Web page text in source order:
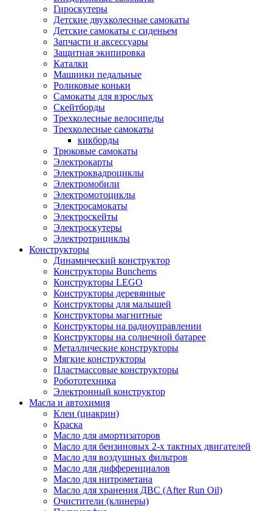
Гироскутеры
Детские двухколесные самокаты
Детские самокаты с сиденьем
Запчасти и аксессуары
Защитная экипировка
Каталки
Машинки педальные
Роликовые коньки
Самокаты для взрослых
Скейтборды
Трехколесные велосипеды
Трехколесные самокаты
кикборды
Трюковые самокаты
Электрокарты
Электроквадроциклы
Электромобили
Электромотоциклы
Электросамокаты
Электроскейты
Электроскутеры
Электротрициклы
Конструкторы
Динамический конструктор
Конструкторы Bunchems
Конструкторы LEGO
Конструкторы деревянные
Конструкторы для малышей
Конструкторы магнитные
Конструкторы на радиоуправлении
Конструкторы на солнечной батарее
Металлические конструкторы
Мягкие конструкторы
Пластмассовые конструкторы
Робототехника
Электронный конструктор
Масла и автохимия
Клеи (циакрин)
Краска
Масло для амортизаторов
Масло для бензиновых 2-х тактных двигателей
Масло для воздушных фильтров
Масло для дифференциалов
Масло для нитрометана
Масло для хранения ДВС (After Run Oil)
Очистители (клинеры)